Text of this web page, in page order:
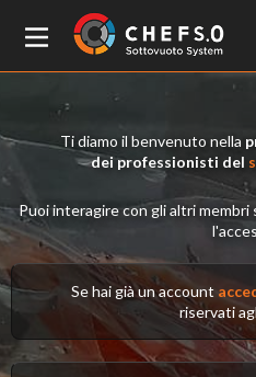
Ti diamo il benvenuto nella
dei professionisti del
Puoi interagire con gli altri
Se hai già un account
riservati